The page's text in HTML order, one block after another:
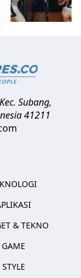
Kec. Subang,
41211
& TEKNO
GAME
STYLE